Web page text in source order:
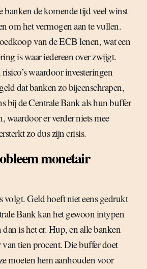
banken de komende tijd veel winst
om het vermogen aan te vullen.
van de ECB lenen, wat een
is waar iedereen over zwijgt.
waardoor investeringen
dat banken zo bijeenschrapen,
bij de Centrale Bank als hun buffer
waardoor er verder niets mee
zo dus zijn crisis.
monetair
volgt. Geld hoeft niet eens gedrukt
Bank kan het gewoon intypen
is het er. Hup, en alle banken
tien procent. Die buffer doet
moeten hem aanhouden voor